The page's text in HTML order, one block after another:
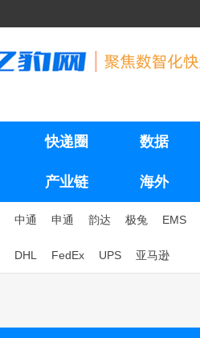
快递圈 数据
产业链 海外
中通 申通 韵达 极兔 EMS
DHL FedEx UPS 亚马逊